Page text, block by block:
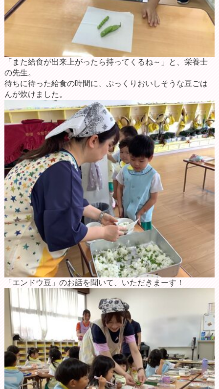
「また給食が出来上がったら持ってくるね～」と、栄養士
の先生。
待ちに待った給食の時間に、ぷっくりおいしそうな豆ごは
んが炊けました。
「エンドウ豆」のお話を聞いて、いただきまーす！